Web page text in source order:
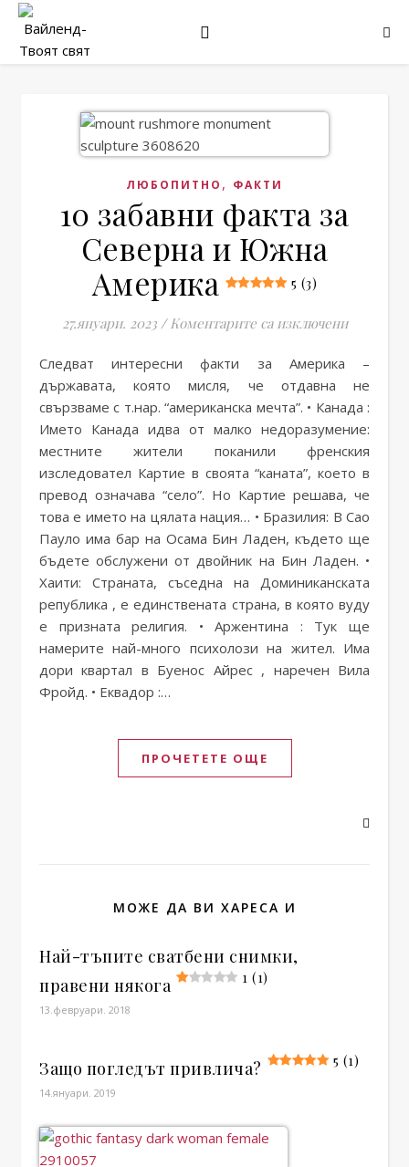
ЛЮБОПИТНО , ФАКТИ
10 забавни факта за
Северна и Южна
Америка
5 (3)
27.януари. 2023 / Коментарите са изключениза 10
Следват интересни факти за Америка –
държавата, която мисля, че отдавна не
свързваме с т.нар. “американска мечта”. • Канада :
Името Канада идва от малко недоразумение:
местните жители поканили френския
изследовател Картие в своята “каната”, което в
превод означава “село”. Но Картие решава, че
това е името на цялата нация… • Бразилия: В Сао
Пауло има бар на Осама Бин Ладен, където ще
бъдете обслужени от двойник на Бин Ладен. •
Хаити: Страната, съседна на Доминиканската
република , е единствената страна, в която вуду
е призната религия. • Аржентина : Тук ще
намерите най-много психолози на жител. Има
дори квартал в Буенос Айрес , наречен Вила
Фройд. • Еквадор :…
ПРОЧЕТЕТЕ ОЩЕ
МОЖЕ ДА ВИ ХАРЕСА И
Най-тъпите сватбени снимки,
правени някога
1 (1)
13.февруари. 2018
Защо погледът привлича? 5 (1)
14.януари. 2019